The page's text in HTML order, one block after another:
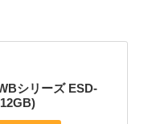
シリーズ ESD-